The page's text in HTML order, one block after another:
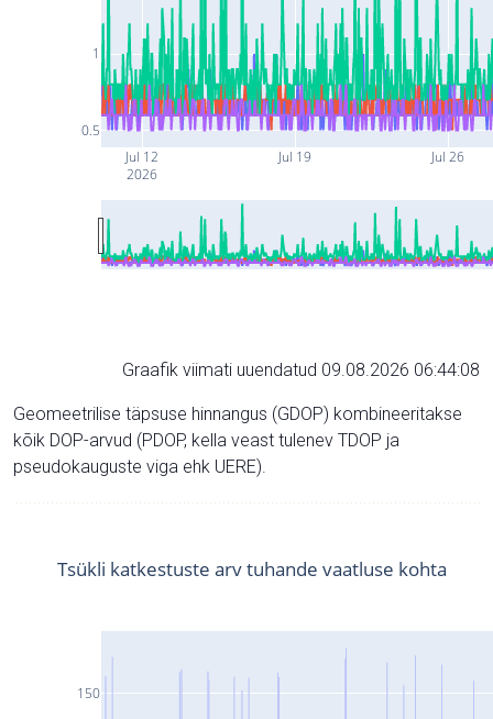
Jul 12
2026
Jul 19 Jul 26
0.5
1
Graafik viimati uuendatud 09.08.2026 06:44:08
Geomeetrilise täpsuse hinnangus (GDOP) kombineeritakse
kõik DOP-arvud (PDOP, kella veast tulenev TDOP ja
pseudokauguste viga ehk UERE).
150
Tsükli katkestuste arv tuhande vaatluse kohta